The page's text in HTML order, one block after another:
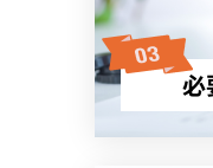
必